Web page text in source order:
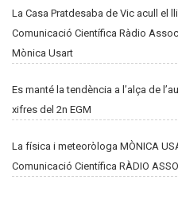
La Casa Pratdesaba de Vic acull el
Comunicació Científica Ràdio
Mònica Usart
Es manté la tendència a l’alça de
xifres del 2n EGM
La física i meteoròloga MÒNICA
Comunicació Científica RÀDIO